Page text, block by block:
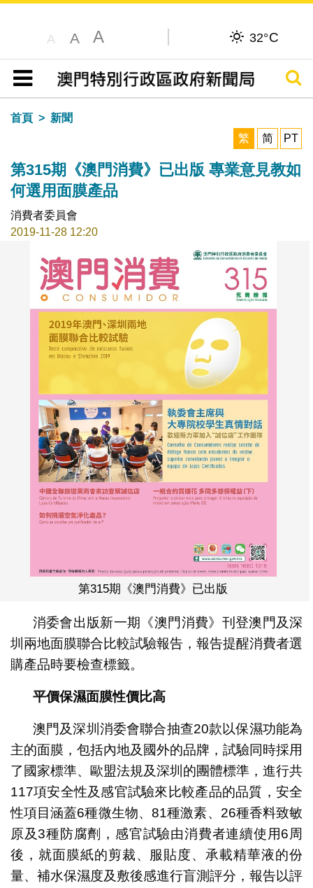
A A A 32°C
目錄
搜尋
首頁
新聞
繁
简 PT
第315期《澳門消費》已出版 專業意見教如
何選用面膜產品
消費者委員會
2019-11-28 12:20
第315期《澳門消費》已出版
消委會出版新一期《澳門消費》刊登澳門及深
圳兩地面膜聯合比較試驗報告，報告提醒消費者選
購產品時要檢查標籤。
平價保濕面膜性價比高
澳門及深圳消委會聯合抽查20款以保濕功能為
主的面膜，包括內地及國外的品牌，試驗同時採用
了國家標準、歐盟法規及深圳的團體標準，進行共
117項安全性及感官試驗來比較產品的品質，安全
性項目涵蓋6種微生物、81種激素、26種香料致敏
原及3種防腐劑，感官試驗由消費者連續使用6周
後，就面膜紙的剪裁、服貼度、承載精華液的份
量、補水保濕度及敷後感進行盲測評分，報告以評